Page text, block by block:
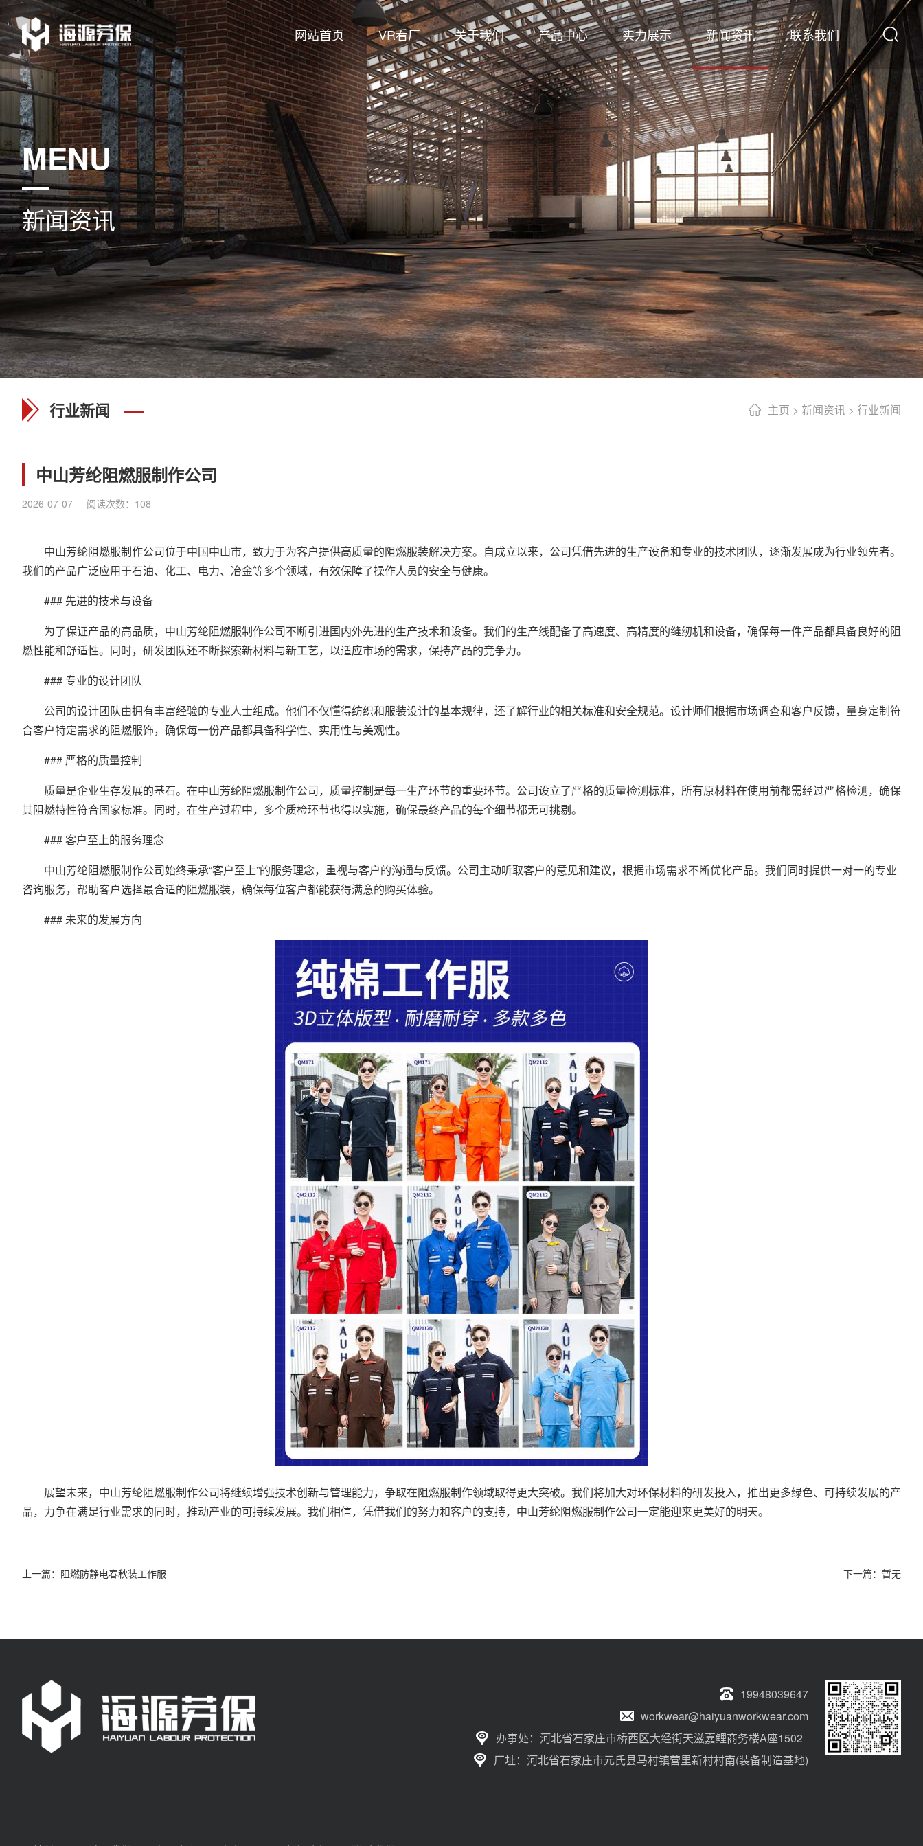
网站首页 VR看厂 关于我们 产品中心 实力展示 新闻资讯 联系我们
MENU
新闻资讯
主页 > 新闻资讯 > 行业新闻
行业新闻
中山芳纶阻燃服制作公司
2026-07-07 阅读次数： 108
中山芳纶阻燃服制作公司位于中国中山市，致力于为客户提供高质量的阻燃服装解决方案。自成立以来，公司凭借先进的生产设备和专业的技术团队，逐渐发展成为行业领先者。
我们的产品广泛应用于石油、化工、电力、冶金等多个领域，有效保障了操作人员的安全与健康。
### 先进的技术与设备
为了保证产品的高品质， 中山芳纶阻燃服制作公司不断引进国内外先进的生产技术和设备。我们的生产线配备了高速度、高精度的缝纫机和设备，确保每一件产品都具备良好的阻
燃性能和舒适性。同时，研发团队还不断探索新材料与新工艺，以适应市场的需求，保持产品的竞争力。
### 专业的设计团队
公司的设计团队由拥有丰富经验的专业人士组成。他们不仅懂得纺织和服装设计的基本规律，还了解行业的相关标准和安全规范。设计师们根据市场调查和客户反馈，量身定制符
合客户特定需求的阻燃服饰，确保每一份产品都具备科学性、实用性与美观性。
### 严格的质量控制
质量是企业生存发展的基石。在中山芳纶阻燃服制作公司，质量控制是每一生产环节的重要环节。公司设立了严格的质量检测标准，所有原材料在使用前都需经过严格检测，确保
其阻燃特性符合国家标准。同时，在生产过程中，多个质检环节也得以实施，确保最终产品的每个细节都无可挑剔。
### 客户至上的服务理念
中山芳纶阻燃服制作公司始终秉承“客户至上”的服务理念，重视与客户的沟通与反馈。公司主动听取客户的意见和建议，根据市场需求不断优化产品。我们同时提供一对一的专业
咨询服务，帮助客户选择最合适的阻燃服装，确保每位客户都能获得满意的购买体验。
### 未来的发展方向
展望未来，中山芳纶阻燃服制作公司将继续增强技术创新与管理能力，争取在阻燃服制作领域取得更大突破。我们将加大对环保材料的研发投入，推出更多绿色、可持续发展的产
品，力争在满足行业需求的同时，推动产业的可持续发展。我们相信，凭借我们的努力和客户的支持，中山芳纶阻燃服制作公司一定能迎来更美好的明天。
上一篇： 阻燃防静电春秋装工作服 下一篇： 暂无
19948039647
workwear@haiyuanworkwear.com
办事处：河北省石家庄市桥西区大经街天滋嘉鲤商务楼A座1502
厂址：河北省石家庄市元氏县马村镇营里新村村南(装备制造基地)